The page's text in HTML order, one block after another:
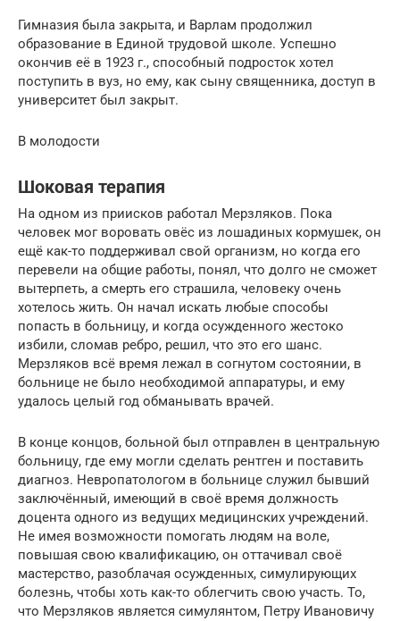
Гимназия была закрыта, и Варлам продолжил
образование в Единой трудовой школе. Успешно
окончив её в 1923 г., способный подросток хотел
поступить в вуз, но ему, как сыну священника, доступ в
университет был закрыт.
В молодости
Шоковая терапия
На одном из приисков работал Мерзляков. Пока
человек мог воровать овёс из лошадиных кормушек, он
ещё как-то поддерживал свой организм, но когда его
перевели на общие работы, понял, что долго не сможет
вытерпеть, а смерть его страшила, человеку очень
хотелось жить. Он начал искать любые способы
попасть в больницу, и когда осужденного жестоко
избили, сломав ребро, решил, что это его шанс.
Мерзляков всё время лежал в согнутом состоянии, в
больнице не было необходимой аппаратуры, и ему
удалось целый год обманывать врачей.
В конце концов, больной был отправлен в центральную
больницу, где ему могли сделать рентген и поставить
диагноз. Невропатологом в больнице служил бывший
заключённый, имеющий в своё время должность
доцента одного из ведущих медицинских учреждений.
Не имея возможности помогать людям на воле,
повышая свою квалификацию, он оттачивал своё
мастерство, разоблачая осужденных, симулирующих
болезнь, чтобы хоть как-то облегчить свою участь. То,
что Мерзляков является симулянтом, Петру Ивановичу